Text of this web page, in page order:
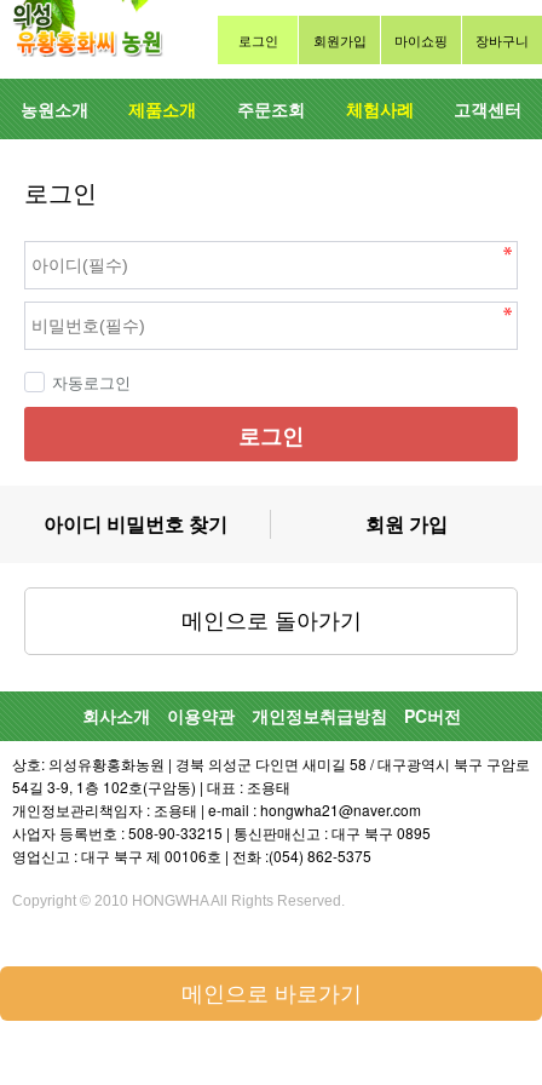
로그인 회원가입 마이쇼핑 장바구니
농원소개 제품소개 주문조회 체험사례 고객센터
로그인
자동로그인
로그인
아이디 비밀번호 찾기 회원 가입
메인으로 돌아가기
회사소개 이용약관 개인정보취급방침 PC버전
상호: 의성유황홍화농원 | 경북 의성군 다인면 새미길 58 / 대구광역시 북구 구암로
54길 3-9, 1층 102호(구암동) | 대표 : 조용태
개인정보관리책임자 : 조용태 | e-mail : hongwha21@naver.com
사업자 등록번호 : 508-90-33215 | 통신판매신고 : 대구 북구 0895
영업신고 : 대구 북구 제 00106호 | 전화 :(054) 862-5375
Copyright © 2010 HONGWHA All Rights Reserved.
메인으로 바로가기